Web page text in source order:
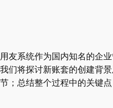
友系统作为国内知名的企
们将探讨新账套的创建背
总结整个过程中的关键